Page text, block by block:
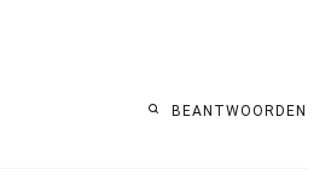
BEANTWOORDEN